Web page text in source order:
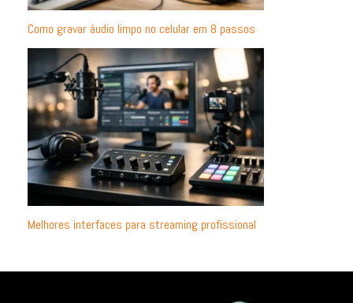
Como gravar áudio limpo no celular em 8 passos
Melhores interfaces para streaming profissional